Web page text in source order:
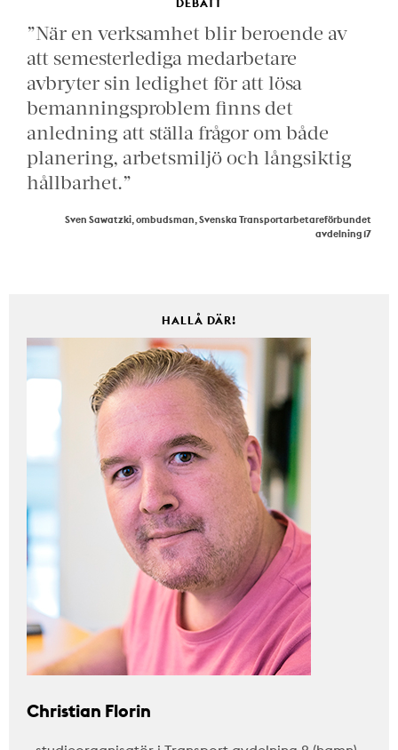
”När en verksamhet blir beroende av
att semesterlediga medarbetare
avbryter sin ledighet för att lösa
bemanningsproblem finns det
anledning att ställa frågor om både
planering, arbetsmiljö och långsiktig
hållbarhet.”
Sven Sawatzki, ombudsman, Svenska Transportarbetareförbundet
avdelning 17
HALLÅ DÄR!
Christian Florin